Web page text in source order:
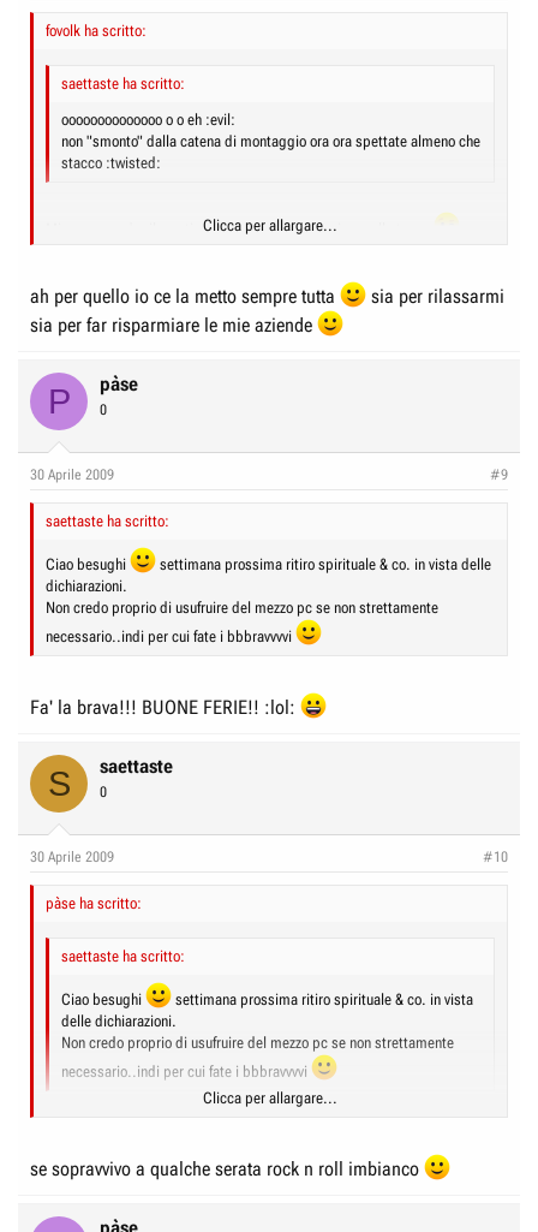
fovolk ha scritto:
saettaste ha scritto:
oooooooooooooo o o eh :evil:
non "smonto" dalla catena di montaggio ora ora spettate almeno che
stacco :twisted:
Mi raccomando rilassati e pensa a farci risparmiare sulle tasse
Clicca per allargare...
ah per quello io ce la metto sempre tutta
sia per rilassarmi
sia per far risparmiare le mie aziende
P pàse
0
30 Aprile 2009 #9
saettaste ha scritto:
Ciao besughi
settimana prossima ritiro spirituale & co. in vista delle
dichiarazioni.
Non credo proprio di usufruire del mezzo pc se non strettamente
necessario..indi per cui fate i bbbravvvvi
Fa' la brava!!! BUONE FERIE!! :lol:
S saettaste
0
30 Aprile 2009 #10
pàse ha scritto:
saettaste ha scritto:
Ciao besughi
settimana prossima ritiro spirituale & co. in vista
delle dichiarazioni.
Non credo proprio di usufruire del mezzo pc se non strettamente
necessario..indi per cui fate i bbbravvvvi
Clicca per allargare...
se sopravvivo a qualche serata rock n roll imbianco